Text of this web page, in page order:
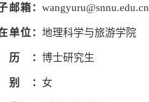
邮箱： wangyuru@snnu.edu.cn
单位： 地理科学与旅游学院
历： 博士研究生
别： 女